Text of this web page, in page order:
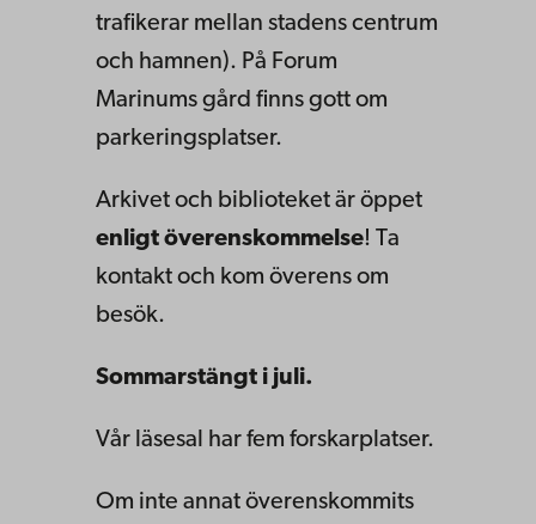
trafikerar mellan stadens centrum
och hamnen). På Forum
Marinums gård finns gott om
parkeringsplatser.
Arkivet och biblioteket är öppet
enligt överenskommelse! Ta
kontakt och kom överens om
besök.
Sommarstängt i juli.
Vår läsesal har fem forskarplatser.
Om inte annat överenskommits